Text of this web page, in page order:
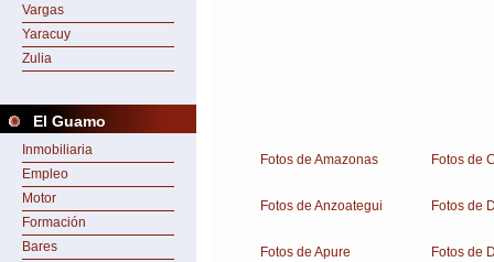
Vargas
Yaracuy
Zulia
El Guamo
Inmobiliaria
Empleo
Motor
Formación
Bares
Fotos de Amazonas
Fotos de Anzoategui
Fotos de Apure
Fotos de
Fotos de
Fotos de